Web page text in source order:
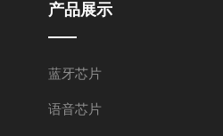
产品展示
蓝牙芯片
语音芯片